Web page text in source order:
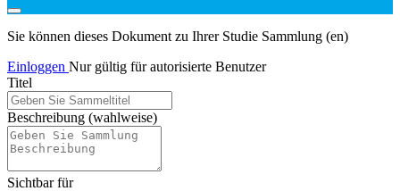
Sie können dieses Dokument zu Ihrer Studie Sammlung (en)
Einloggen Nur gültig für autorisierte Benutzer
Titel
Beschreibung (wahlweise)
Sichtbar für